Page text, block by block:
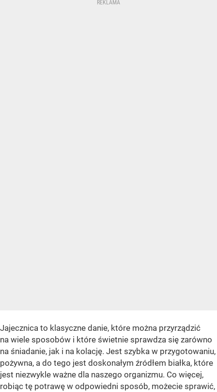
Jajecznica to klasyczne danie, które można przyrządzić
na wiele sposobów i które świetnie sprawdza się zarówno
na śniadanie, jak i na kolację. Jest szybka w przygotowaniu,
pożywna, a do tego jest doskonałym źródłem białka, które
jest niezwykle ważne dla naszego organizmu. Co więcej,
robiąc tę potrawę w odpowiedni sposób, możecie sprawić,